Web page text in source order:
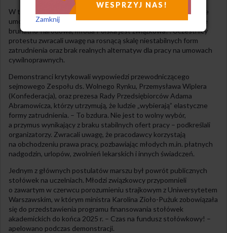
W tłumie wybrzmiewały hasła: „Śmieciowe państwo, śmieciowe
umowy!”, „Gdzie są te akademiki?”, „Januszeksy do roboty!”, „Nie
brunatno-narodowa, młoda Polska jest związkowa!”. Uczestnicy
protestu zwracali uwagę na rosnącą skalę niestabilnych form
zatrudnienia oraz brak realnych alternatyw dla pracy na umowach
cywilnoprawnych.
Demonstranci krytykowali wypowiedzi przewodniczącego
sejmowego Zespołu ds. Wolnego Rynku, Przemysława Wiplera
(Konfederacja), oraz prezesa Rady Przedsiębiorców Adama
Abramowicza, którzy utrzymują, że ludzie „wybierają” elastyczne
formy zatrudnienia. – To bzdura. Nie jest to wolny wybór,
a przymus wynikający z braku stabilnych ofert pracy – podkreślali
organizatorzy. Zwracali uwagę, że pracodawcy korzystają
na obchodzeniu prawa pracy, pozbawiając młodych m.in. płatnych
nadgodzin, urlopów, zwolnień lekarskich i innych świadczeń.
Jednym z głównych postulatów marszu był powrót publicznych
stołówek na uczelniach. Młodzi związkowcy przypomnieli
o zawartym w czerwcu porozumieniu strajkowym z Uniwersytetem
Warszawskim, w którym ministra Karolina Zioło-Pużuk zobowiązała
się do przedstawienia programu finansowania stołówek
akademickich do końca 2025 r. – Czas na fundusz stołówkowy! –
apelowano podczas demonstracji.
WESPRZYJ NAS!
Zamknij